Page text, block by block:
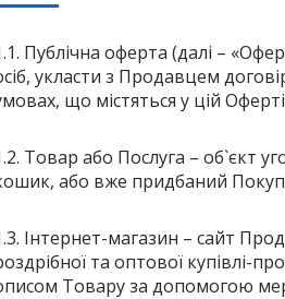
Публічна оферта (далі –
укласти з Продавцем
що містяться у цій
Товар або Послуга – об`єкт
або вже придбаний
Інтернет-магазин – сайт
та оптової купівлі-
Товару за допомогою